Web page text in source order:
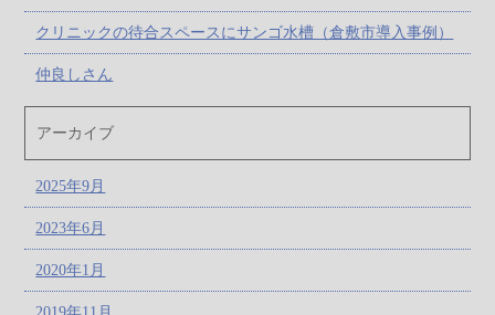
クリニックの待合スペースにサンゴ水槽（倉敷市導入事例）
仲良しさん
アーカイブ
2025年9月
2023年6月
2020年1月